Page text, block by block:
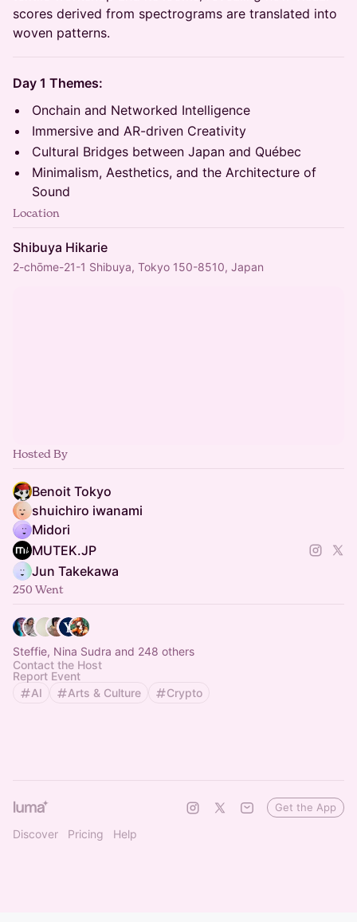
scores derived from spectrograms are translated into
woven patterns.
Day 1 Themes:
Onchain and Networked Intelligence
Immersive and AR-driven Creativity
Cultural Bridges between Japan and Québec
Minimalism, Aesthetics, and the Architecture of
Sound
Location
Shibuya Hikarie
2-chōme-21-1 Shibuya, Tokyo 150-8510, Japan
Hosted By
Benoit Tokyo
shuichiro iwanami
Midori
MUTEK.JP
Jun Takekawa
250 Went
Steffie, Nina Sudra and 248 others
Contact the Host
Report Event
AI
Arts & Culture Crypto
Discover Pricing Help
Get the App